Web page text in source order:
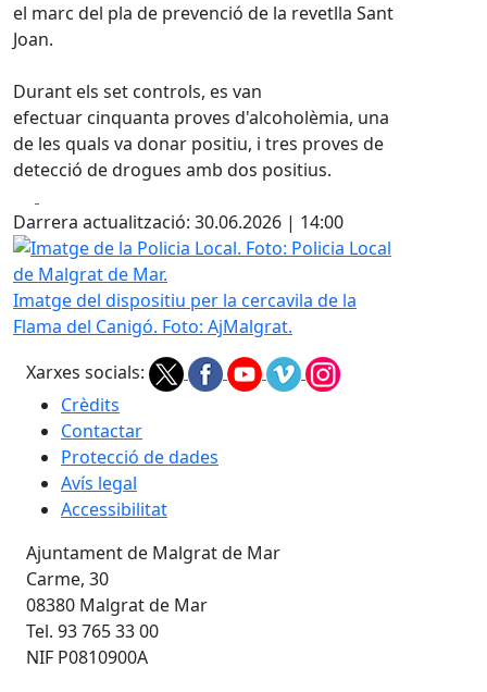
el marc del pla de prevenció de la revetlla Sant
Joan.
Durant els set controls, es van
efectuar cinquanta proves d'alcoholèmia, una
de les quals va donar positiu, i tres proves de
detecció de drogues amb dos positius.
Darrera actualització: 30.06.2026 | 14:00
Imatge de la Policia Local. Foto: Policia Local de Malgrat
Imatge del dispositiu per la cercavila de la
Flama del Canigó. Foto: AjMalgrat.
Xarxes socials:
Crèdits
Contactar
Protecció de dades
Avís legal
Accessibilitat
Ajuntament de Malgrat de Mar
Carme, 30
08380 Malgrat de Mar
Tel. 93 765 33 00
NIF P0810900A